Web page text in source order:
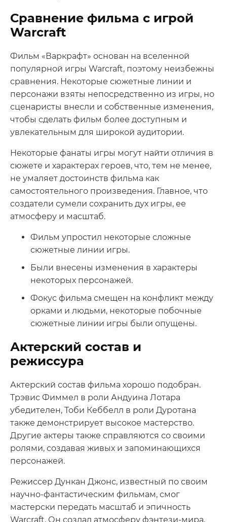
Сравнение фильма с игрой
Warcraft
Фильм «Варкрафт» основан на вселенной
популярной игры Warcraft, поэтому неизбежны
сравнения. Некоторые сюжетные линии и
персонажи взяты непосредственно из игры, но
сценаристы внесли и собственные изменения,
чтобы сделать фильм более доступным и
увлекательным для широкой аудитории.
Некоторые фанаты игры могут найти отличия в
сюжете и характерах героев, что, тем не менее,
не умаляет достоинств фильма как
самостоятельного произведения. Главное, что
создатели сумели сохранить дух игры, ее
атмосферу и масштаб.
Фильм упростил некоторые сложные
сюжетные линии игры.
Были внесены изменения в характеры
некоторых персонажей.
Фокус фильма смещен на конфликт между
орками и людьми, некоторые побочные
сюжетные линии игры были опущены.
Актерский состав и
режиссура
Актерский состав фильма хорошо подобран.
Трэвис Фиммел в роли Андуина Лотара
убедителен, Тоби Кеббелл в роли Дуротана
также демонстрирует высокое мастерство.
Другие актеры также справляются со своими
ролями, создавая живых и запоминающихся
персонажей.
Режиссер Дункан Джонс, известный по своим
научно-фантастическим фильмам, смог
мастерски передать масштаб и эпичность
Warcraft. Он создал атмосферу фэнтези-мира,